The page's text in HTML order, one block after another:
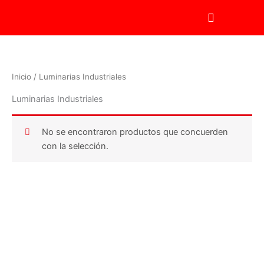
contenido
Inicio / Luminarias Industriales
Luminarias Industriales
No se encontraron productos que concuerden
con la selección.